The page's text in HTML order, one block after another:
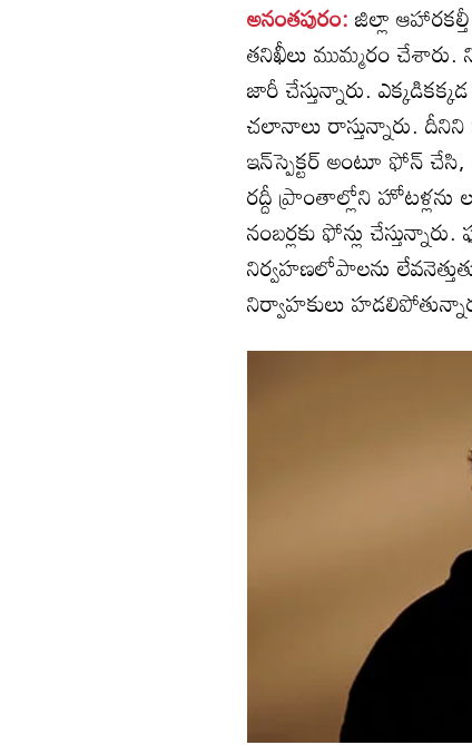
అనంతపురం:జిల్లా
తనిఖీలు ముమ్మరం
జారీ చేస్తున్నారు.
చలానాలు రాస్తున్నారు. దీనిని
ఇన్‌స్పెక్టర్‌ అంటూ ఫోన్‌ చేసి,
రద్దీ ప్రాంతాల్లోని హోటళ్లను
నంబర్లకు ఫోన్లు
నిర్వహణలోపాలను
నిర్వాహకులు